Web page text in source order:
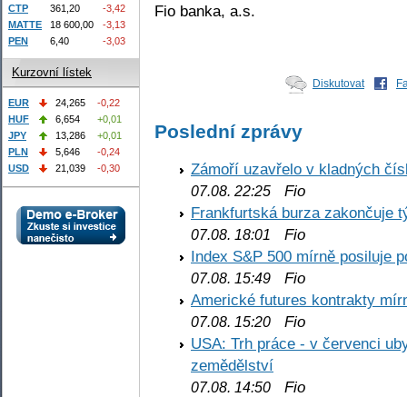
Fio banka, a.s.
Diskutovat
Poslední zprávy
Zámoří uzavřelo v kladných
07.08. 22:25 Fio
Frankfurtská burza zakončuje
07.08. 18:01
Fio
Index S&P 500 mírně posiluje
07.08. 15:49 Fio
Americké futures kontrakty
07.08. 15:20 Fio
USA: Trh práce - v červenci
zemědělství
07.08. 14:50 Fio
CTP
361,20
-3,42
MATTE
18 600,00
-3,13
PEN
6,40 -3,03
Kurzovní lístek
EUR 24,265
-0,22
HUF
6,654
+0,01
JPY
13,286
+0,01
PLN
5,646
-0,24
USD
21,039 -0,30